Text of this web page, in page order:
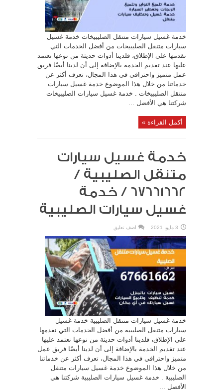
خدمة غسيل سيارات متنقل الصليبيخات خدمة غسيل
سيارات متنقل الصليبيخات من أفضل الخدمات التي
نقدمها على الإطلاق، فلدينا أدوات حديثة من نوعها نعتمد
عليها عند تقديم الخدمة بالإضافة إلى أن لدينا أيضًا فريق
عمل متميز واحترافي في هذا المجال، تعرف أكثر عن
خدماتنا من خلال هذا الموضوع خدمة غسيل سيارات
متنقل الصليبيخات . خدمة غسيل سيارات الصليبيخات
شركتنا هي الأفضل ...
أكمل القراءة »
خدمة غسيل سيارات
متنقل الصليبية /
67661662 / خدمة
غسيل سيارات الصليبية
3 مايو، 2021 اضف تعليق
خدمة غسيل سيارات متنقل الصليبية خدمة غسيل
سيارات متنقل الصليبية من أفضل الخدمات التي نقدمها
على الإطلاق، فلدينا أدوات حديثة من نوعها نعتمد عليها
عند تقديم الخدمة بالإضافة إلى أن لدينا أيضًا فريق عمل
متميز واحترافي في هذا المجال، تعرف أكثر عن خدماتنا
من خلال هذا الموضوع خدمة غسيل سيارات متنقل
الصليبية . خدمة غسيل سيارات الصليبية شركتنا هي
الأفضل ...